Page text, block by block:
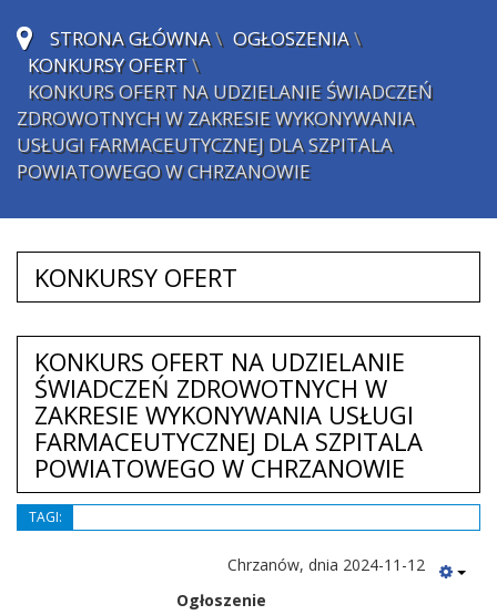
STRONA GŁÓWNA\ OGŁOSZENIA\
KONKURSY OFERT\
KONKURS OFERT NA UDZIELANIE ŚWIADCZEŃ
ZDROWOTNYCH W ZAKRESIE WYKONYWANIA
USŁUGI FARMACEUTYCZNEJ DLA SZPITALA
POWIATOWEGO W CHRZANOWIE
KONKURSY OFERT
KONKURS OFERT NA UDZIELANIE
ŚWIADCZEŃ ZDROWOTNYCH W
ZAKRESIE WYKONYWANIA USŁUGI
FARMACEUTYCZNEJ DLA SZPITALA
POWIATOWEGO W CHRZANOWIE
TAGI:
Chrzanów, dnia 2024-11-12
Ogłoszenie